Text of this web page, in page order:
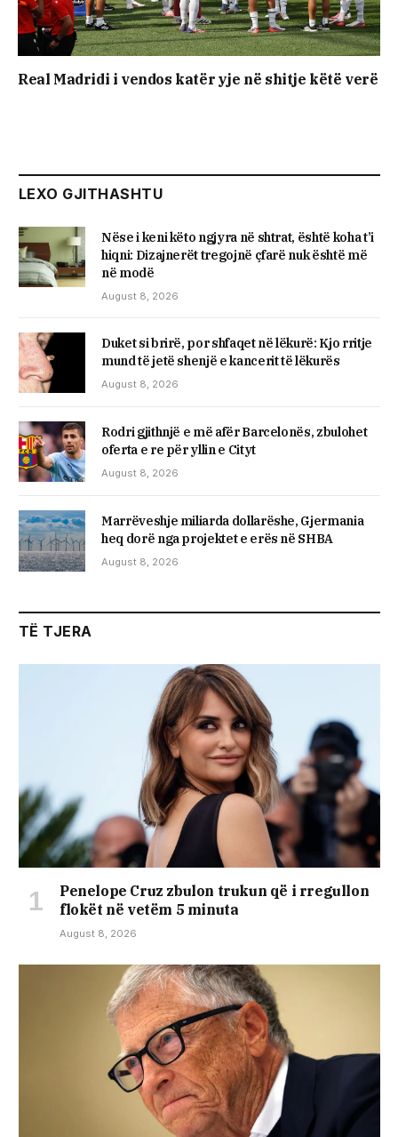
Real Madridi i vendos katër yje në shitje këtë verë
LEXO GJITHASHTU
Nëse i keni këto ngjyra në shtrat, është koha t’i
hiqni: Dizajnerët tregojnë çfarë nuk është më
në modë
August 8, 2026
Duket si brirë, por shfaqet në lëkurë: Kjo rritje
mund të jetë shenjë e kancerit të lëkurës
August 8, 2026
Rodri gjithnjë e më afër Barcelonës, zbulohet
oferta e re për yllin e Cityt
August 8, 2026
Marrëveshje miliarda dollarëshe, Gjermania
heq dorë nga projektet e erës në SHBA
August 8, 2026
TË TJERA
Penelope Cruz zbulon trukun që i rregullon
flokët në vetëm 5 minuta
August 8, 2026